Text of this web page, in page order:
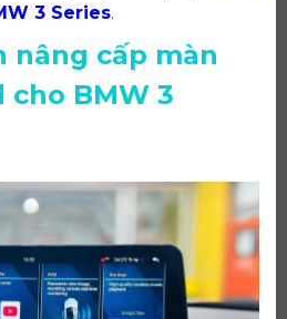
3 Series.
nâng cấp màn
BMW 3